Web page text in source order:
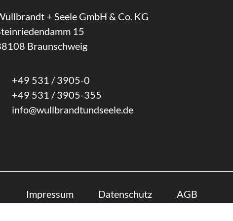
+ Seele GmbH & Co. KG
15
Braunschweig
+49 531 / 3905-0
+49 531 / 3905-355
info@wullbrandtundseele.de
Impressum Datenschutz AGB